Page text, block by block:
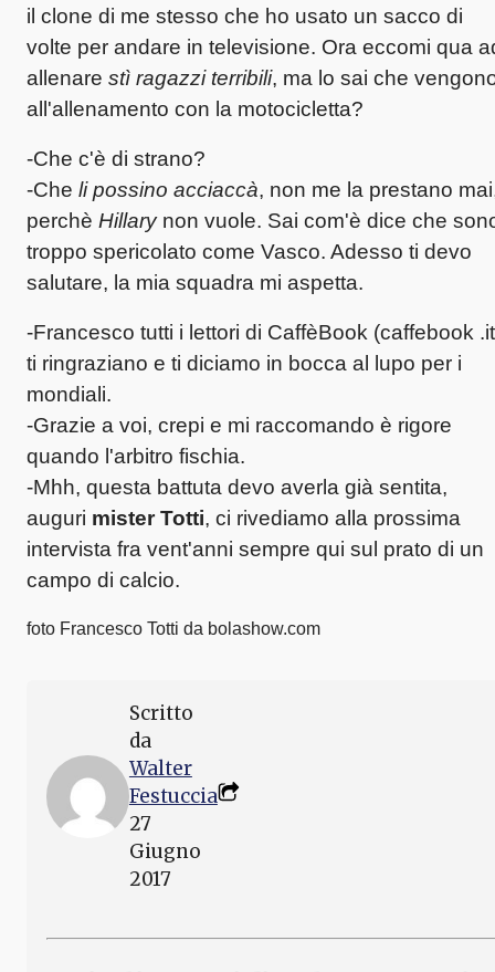
il clone di me stesso che ho usato un sacco di
volte per andare in televisione. Ora eccomi qua
allenare stì ragazzi terribili, ma lo sai che
all'allenamento con la motocicletta?
-Che c'è di strano?
-Che li possino acciaccà, non me la prestano
perchè Hillarynon vuole. Sai com'è dice che
troppo spericolato come Vasco. Adesso ti devo
salutare, la mia squadra mi aspetta.
-Francesco tutti i lettori di CaffèBook (caffebook
ti ringraziano e ti diciamo in bocca al lupo per i
mondiali.
-Grazie a voi, crepi e mi raccomando è rigore
quando l'arbitro fischia.
-Mhh, questa battuta devo averla già sentita,
auguri mister Totti, ci rivediamo alla prossima
intervista fra vent'anni sempre qui sul prato di un
campo di calcio.
foto Francesco Totti da bolashow.com
Scritto
da
Walter
Festuccia
27
Giugno
2017